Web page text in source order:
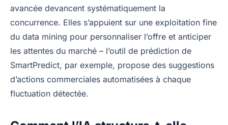
avancée devancent systématiquement la
concurrence. Elles s’appuient sur une exploitation fine
du data mining pour personnaliser l’offre et anticiper
les attentes du marché – l’outil de prédiction de
SmartPredict, par exemple, propose des suggestions
d’actions commerciales automatisées à chaque
fluctuation détectée.